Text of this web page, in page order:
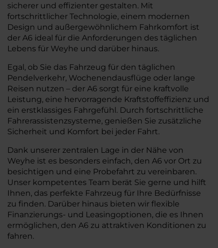
sicherer und effizienter gestalten. Mit
fortschrittlicher Technologie, einem modernen
Design und außergewöhnlichem Fahrkomfort ist
der A6 ideal für die Anforderungen des täglichen
Lebens für Weyhe und darüber hinaus.
Egal, ob Sie das Fahrzeug für den täglichen
Pendelverkehr, Wochenendausflüge oder lange
Reisen nutzen – der A6 sorgt für eine kraftvolle
Leistung, eine hervorragende Kraftstoffeffizienz und
ein erstklassiges Fahrgefühl. Durch fortschrittliche
Fahrerassistenzsysteme, genießen Sie zusätzliche
Sicherheit und Komfort bei jeder Fahrt.
Dank unserer zentralen Lage in der Nähe von
Weyhe ist es besonders einfach, den A6 vor Ort zu
besichtigen und eine Probefahrt zu vereinbaren.
Unser kompetentes Team berät Sie gerne und hilft
Ihnen, das perfekte Fahrzeug für Ihre Bedürfnisse
zu finden. Darüber hinaus bieten wir flexible
Finanzierungs- und Leasingoptionen, die es Ihnen
ermöglichen, den A6 zu attraktiven Konditionen zu
fahren.